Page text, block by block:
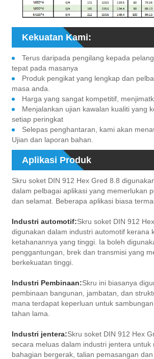
Kekuatan Kami:
Terus daripada pengilang kepada
tepat pada masanya
Produk pengikat yang lengkap dan
masa anda.
Harga yang sangat kompetitif,
Menjalankan ujian kawalan kualiti yang
setiap peringkat
Selepas penghantaran, kami akan
Ujian dan laporan bahan.
Aplikasi Produk
Skru soket DIN 912 Hex Gred 8.8
dalam pelbagai aplikasi yang memerlukan
dan selamat. Beberapa aplikasi biasa
Industri automotif:Skru soket DIN 912
digunakan dalam industri automotif kerana
ketahanannya yang tinggi. Ia boleh
penggantungan, brek dan transmisi yang
berkekuatan tinggi.
Industri Pembinaan:Skru ini biasanya
pembinaan bangunan, jambatan, dan
mana terdapat keperluan untuk
tahan lama.
Industri jentera:Skru soket DIN 912 Hex
secara meluas dalam industri jentera untuk
bahagian bergerak, talian pemasangan dan